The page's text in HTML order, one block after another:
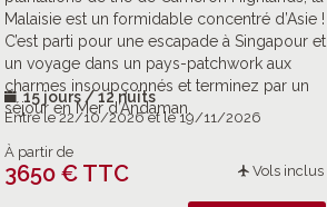
Malaisie est un formidable concentré d’Asie !
C’est parti pour une escapade à Singapour et
un voyage dans un pays-patchwork aux
charmes insoupçonnés et terminez par un
séjour en Mer d’Andaman.
15 jours / 12 nuits
Entre le 22/10/2026 et le 19/11/2026
À partir de
3650 € TTC Vols inclus